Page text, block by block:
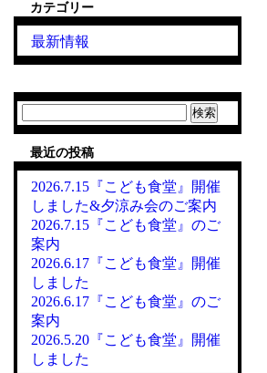
カテゴリー
最新情報
索:
最近の投稿
2026.7.15『こども食堂』開催
しました&夕涼み会のご案内
2026.7.15『こども食堂』のご
案内
2026.6.17『こども食堂』開催
しました
2026.6.17『こども食堂』のご
案内
2026.5.20『こども食堂』開催
しました